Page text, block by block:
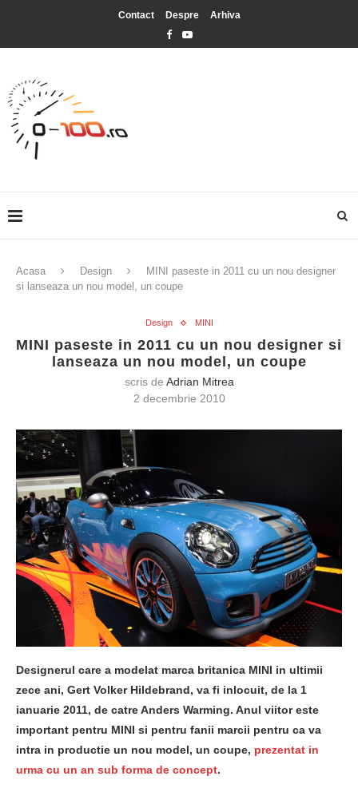
Contact Despre Arhiva
Acasa Design
MINI paseste in 2011 cu un nou designer
si lanseaza un nou model, un coupe
Design MINI
MINI paseste in 2011 cu un nou designer si
lanseaza un nou model, un coupe
scris de Adrian Mitrea
2 decembrie 2010
Designerul care a modelat marca britanica MINI in ultimii
zece ani, Gert Volker Hildebrand, va fi inlocuit, de la 1
ianuarie 2011, de catre Anders Warming. Anul viitor este
important pentru MINI si pentru fanii marcii pentru ca va
intra in productie un nou model, un coupe, prezentat in
urma cu un an sub forma de concept.